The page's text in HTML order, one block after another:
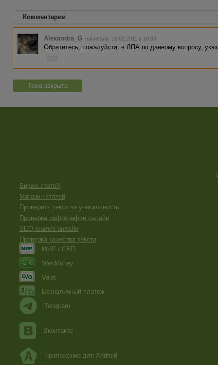
Комментарии
Alexandra_G написала 16.02.2011 в 16:08
Обратитесь, пожалуйста, в ЛПА по данному вопросу,
Тема закрыта
Биржа статей
Магазин статей
Проверить текст на уникальность
Проверка орфографии онлайн
SEO анализ онлайн
Проверка качества текста
МИР / СБП
WebMoney
Volet
Безналичный платеж
Telegram
Вконтакте
Приложение для Android